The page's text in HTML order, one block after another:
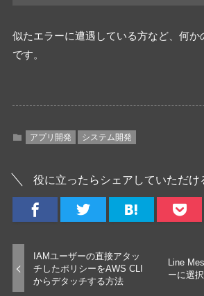
似たエラーに遭遇している方など、何か
です。
アプリ開発 システム開発
役に立ったらシェアしていただけ
IAMユーザーの直接アタッ
チしたポリシーをAWS CLI
からデタッチする方法
Line
ーに選